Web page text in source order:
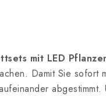
mit LED
Damit Sie sofort
abgestimmt.